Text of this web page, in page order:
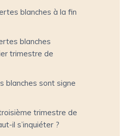
blanches à la fin
blanches
trimestre de
blanches sont signe
trimestre de
il s’inquiéter ?